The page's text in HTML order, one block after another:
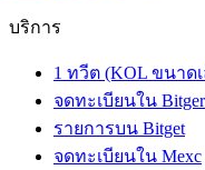
บริการ
1 ทวีต (KOL ขนาด
จดทะเบียนใน
รายการบน Bitget
จดทะเบียนใน Mexc